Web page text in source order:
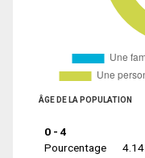
ÂGE DE LA POPULATION
0 - 4
Pourcentage
4.14